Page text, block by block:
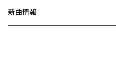
新曲情報